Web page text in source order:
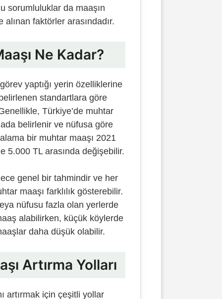
sorumluluklar da maaşın
faktörler arasındadır.
Ne Kadar?
yaptığı yerin özelliklerine
standartlara göre
Türkiye’de muhtar
belirlenir ve nüfusa göre
bir muhtar maaşı 2021
5.000 TL arasında değişebilir.
genel bir tahmindir ve her
maaşı farklılık gösterebilir.
nüfusu fazla olan yerlerde
alabilirken, küçük köylerde
daha düşük olabilir.
Artırma Yolları
artırmak için çeşitli yollar